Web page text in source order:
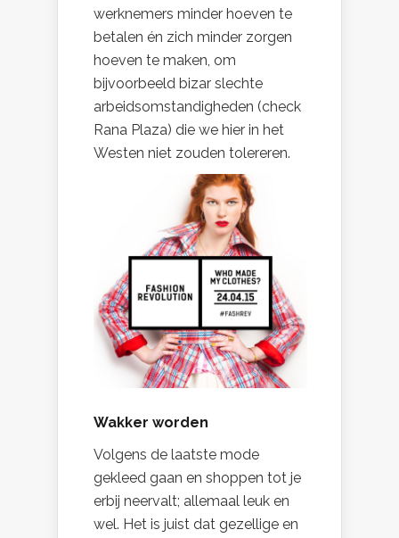
werknemers minder hoeven te
betalen én zich minder zorgen
hoeven te maken, om
bijvoorbeeld bizar slechte
arbeidsomstandigheden (check
Rana Plaza) die we hier in het
Westen niet zouden tolereren.
Wakker worden
Volgens de laatste mode
gekleed gaan en shoppen tot je
erbij neervalt; allemaal leuk en
wel. Het is juist dat gezellige en